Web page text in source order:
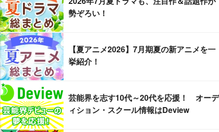
勢ぞろい！
【夏アニメ2026】7月期夏の新アニメを一
挙紹介！
芸能界を志す10代～20代を応援！ オーデ
ィション・スクール情報はDeview